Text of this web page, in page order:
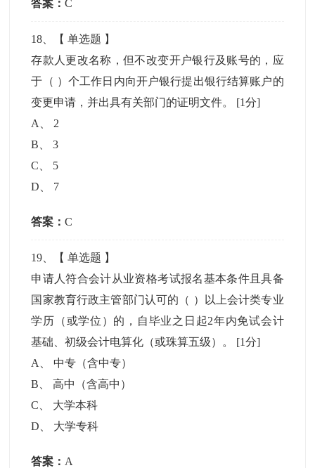
答案：C
18 、【单选题 】
存款人更改名称，但不改变开户银行及账号的，应
于（ ）个工作日内向开户银行提出银行结算账户的
变更申请，并出具有关部门的证明文件。 [1分]
A
2
B 、3
C
5
D
7
答案：C
19 、【单选题 】
申请人符合会计从业资格考试报名基本条件且具备
国家教育行政主管部门认可的（ ）以上会计类专业
学历（或学位）的，自毕业之日起2年内免试会计
基础、初级会计电算化（或珠算五级）。 [1分]
A
中专（含中专）
B 、高中（含高中）
C
大学本科
D
大学专科
答案： A